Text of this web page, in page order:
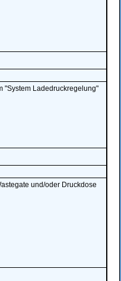
"System Ladedruckregelung"
und/oder Druckdose